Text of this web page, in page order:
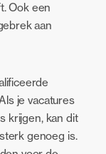
Ook een
aan
je vacatures
krijgen, kan dit
genoeg is.